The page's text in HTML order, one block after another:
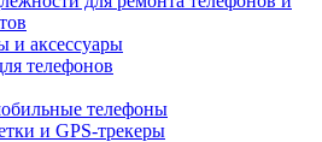
и аксессуары
телефонов
телефоны
и GPS-трекеры